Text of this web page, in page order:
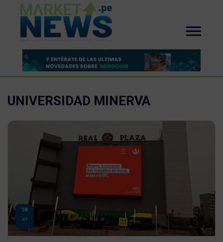
UNIVERSIDAD MINERVA
18
OCT